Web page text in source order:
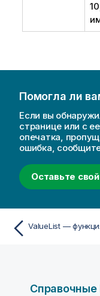
Помогла ли
Если вы
странице или с
опечатка,
ошибка,
Оставьте
Справочные